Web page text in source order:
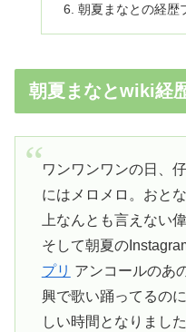
朝夏まなとの経歴
朝夏まなとwiki経
ワンワンワンの日、
にはメロメロ。おと
上なんとも言えない
そして朝夏の
プリ アンコールのあ
興で歌い踊ってるの
しい時間となりました